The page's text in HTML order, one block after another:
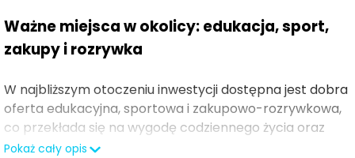
Ważne miejsca w okolicy: edukacja, sport,
zakupy i rozrywka
W najbliższym otoczeniu inwestycji dostępna jest dobra
oferta edukacyjna, sportowa i zakupowo-rozrywkowa,
co przekłada się na wygodę codziennego życia oraz
atrakcyjny miejski styl funkcjonowania.
Pokaż cały opis